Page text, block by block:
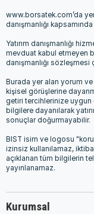
www.borsatek.com’da
danışmanlığı
Yatırım danışmanlığı
mevduat kabul etmeyen
danışmanlığı
Burada yer alan yorum
kişisel görüşlerine
getiri tercihlerinize
bilgilere dayanılarak
sonuçlar doğurmayabilir.
BIST isim ve logosu
izinsiz kullanılamaz,
açıklanan tüm bilgilerin
yayınlanamaz.
Kurumsal